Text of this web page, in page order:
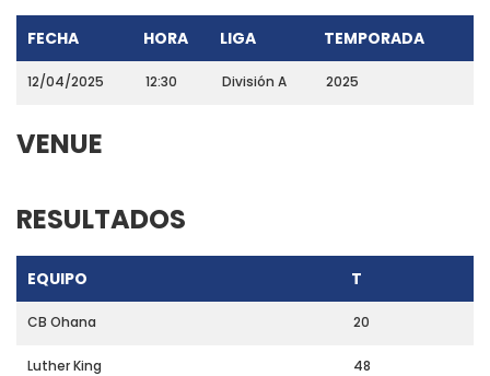
FECHA HORA LIGA TEMPORADA
12/04/2025 12:30 División A 2025
VENUE
RESULTADOS
EQUIPO T
CB Ohana 20
Luther King 48